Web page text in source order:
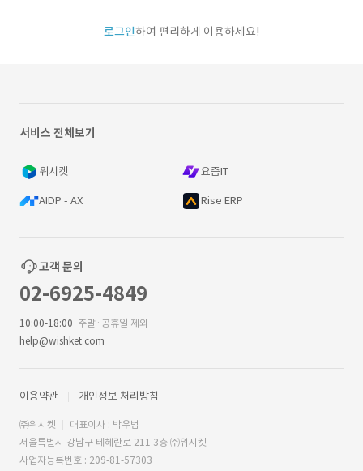
로그인하여 편리하게 이용하세요!
서비스 전체보기
위시켓 요즘IT
AIDP - AX Rise ERP
고객 문의
02-6925-4849
10:00-18:00 주말·공휴일 제외
help@wishket.com
이용약관 개인정보 처리방침
㈜위시켓
대표이사 : 박우범
서울특별시 강남구 테헤란로 211 3층 ㈜위시켓
사업자등록번호 : 209-81-57303